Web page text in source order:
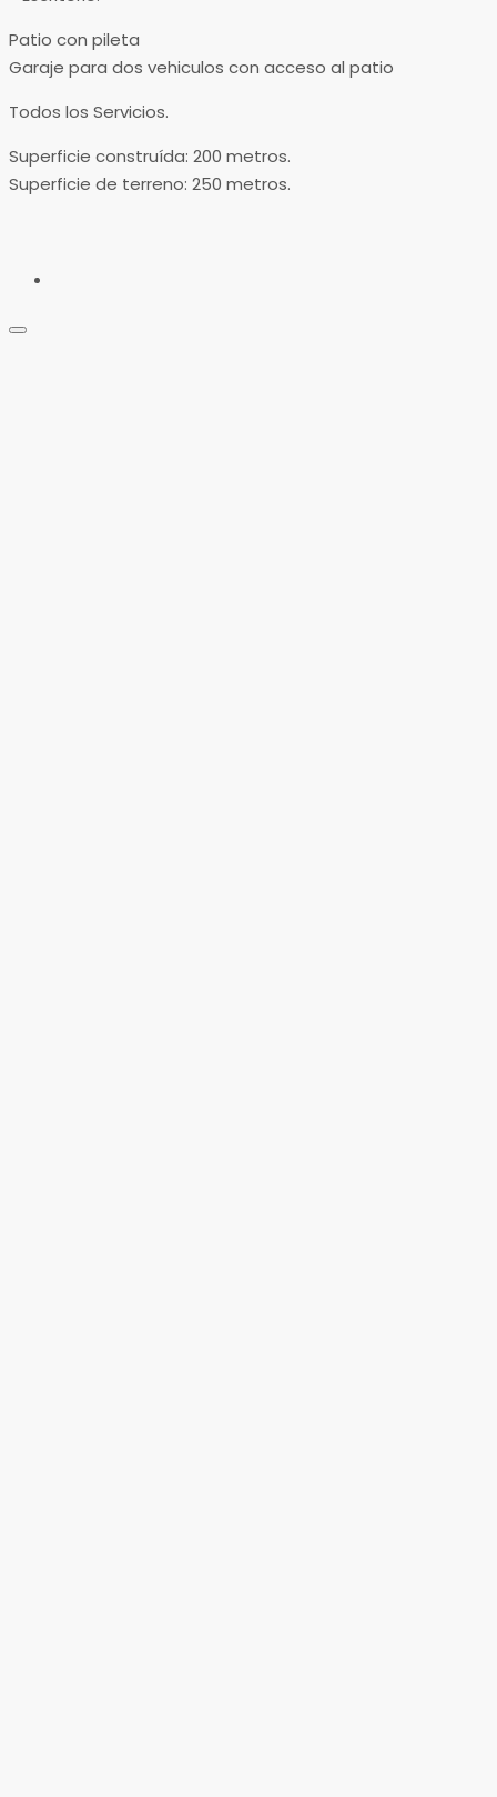
Patio con pileta
Garaje para dos vehiculos con acceso al patio
Todos los Servicios.
Superficie construída: 200 metros.
Superficie de terreno: 250 metros.